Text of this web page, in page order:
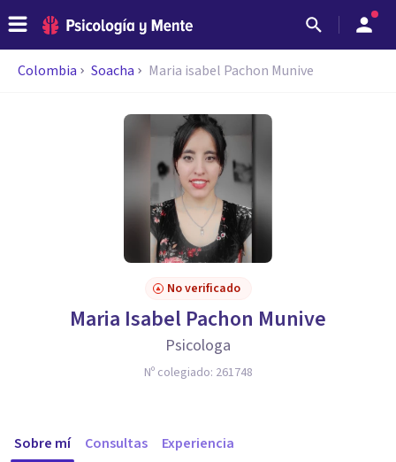
Colombia Soacha Maria isabel Pachon Munive
No verificado
Maria Isabel Pachon Munive
Psicologa
Nº colegiado: 261748
Sobre mí Consultas Experiencia